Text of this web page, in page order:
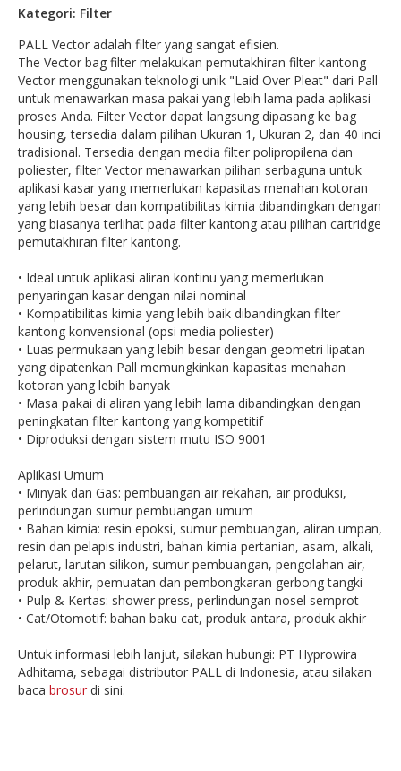
Kategori: Filter
PALL Vector adalah filter yang sangat efisien.
The Vector bag filter melakukan pemutakhiran filter kantong
Vector menggunakan teknologi unik "Laid Over Pleat" dari Pall
untuk menawarkan masa pakai yang lebih lama pada aplikasi
proses Anda. Filter Vector dapat langsung dipasang ke bag
housing, tersedia dalam pilihan Ukuran 1, Ukuran 2, dan 40 inci
tradisional. Tersedia dengan media filter polipropilena dan
poliester, filter Vector menawarkan pilihan serbaguna untuk
aplikasi kasar yang memerlukan kapasitas menahan kotoran
yang lebih besar dan kompatibilitas kimia dibandingkan dengan
yang biasanya terlihat pada filter kantong atau pilihan cartridge
pemutakhiran filter kantong.
• Ideal untuk aplikasi aliran kontinu yang memerlukan
penyaringan kasar dengan nilai nominal
• Kompatibilitas kimia yang lebih baik dibandingkan filter
kantong konvensional (opsi media poliester)
• Luas permukaan yang lebih besar dengan geometri lipatan
yang dipatenkan Pall memungkinkan kapasitas menahan
kotoran yang lebih banyak
• Masa pakai di aliran yang lebih lama dibandingkan dengan
peningkatan filter kantong yang kompetitif
• Diproduksi dengan sistem mutu ISO 9001
Aplikasi Umum
• Minyak dan Gas: pembuangan air rekahan, air produksi,
perlindungan sumur pembuangan umum
• Bahan kimia: resin epoksi, sumur pembuangan, aliran umpan,
resin dan pelapis industri, bahan kimia pertanian, asam, alkali,
pelarut, larutan silikon, sumur pembuangan, pengolahan air,
produk akhir, pemuatan dan pembongkaran gerbong tangki
• Pulp & Kertas: shower press, perlindungan nosel semprot
• Cat/Otomotif: bahan baku cat, produk antara, produk akhir
Untuk informasi lebih lanjut, silakan hubungi: PT Hyprowira
Adhitama, sebagai distributor PALL di Indonesia, atau silakan
baca brosur di sini.